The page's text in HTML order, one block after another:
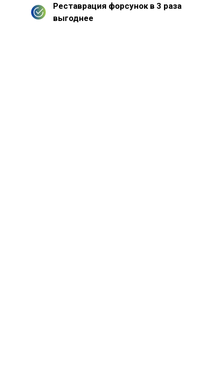
Реставрация форсунок в 3 раза
выгоднее